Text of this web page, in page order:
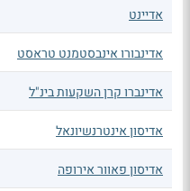
אדיינט
אדינבורו אינבסטמנט טראסט
אדינברו קרן השקעות בינ"ל
אדיסון אינטרנשיונאל
אדיסון פאוור אירופה